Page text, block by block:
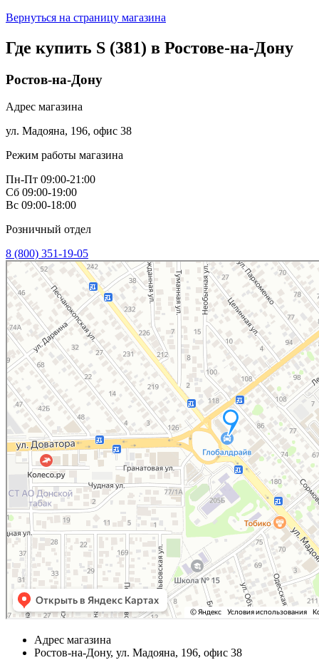
Вернуться на страницу магазина
Где купить S (381) в Ростове-на-Дону
Ростов-на-Дону
Адрес магазина
ул. Мадояна, 196, офис 38
Режим работы магазина
Пн-Пт 09:00-21:00
Сб 09:00-19:00
Вс 09:00-18:00
Розничный отдел
8 (800) 351-19-05
Адрес магазина
Ростов-на-Дону, ул. Мадояна, 196, офис 38